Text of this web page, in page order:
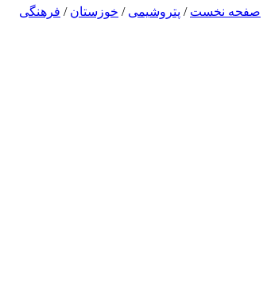
صفحه نخست / پتروشیمی / خوزستان / فرهنگی